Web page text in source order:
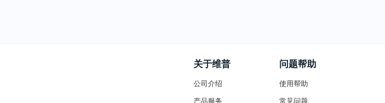
关于维普
公司介绍
产品服务
问题帮助
使用帮助
常见问题